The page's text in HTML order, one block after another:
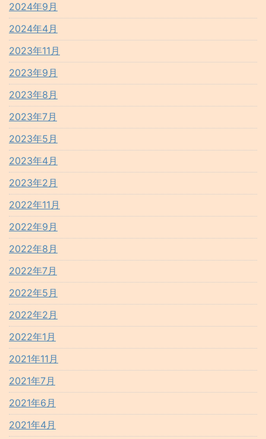
2024年9月
2024年4月
2023年11月
2023年9月
2023年8月
2023年7月
2023年5月
2023年4月
2023年2月
2022年11月
2022年9月
2022年8月
2022年7月
2022年5月
2022年2月
2022年1月
2021年11月
2021年7月
2021年6月
2021年4月